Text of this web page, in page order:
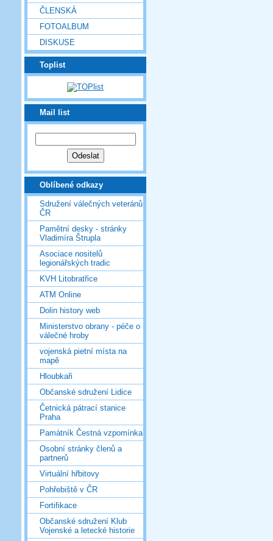
ČLENSKÁ
FOTOALBUM
DISKUSE
Toplist
Mail list
Oblíbené odkazy
Sdružení válečných veteránů
ČR
Pamětní desky - stránky
Vladimíra Štrupla
Asociace nositelů
legionářských tradic
KVH Litobratřice
ATM Online
Dolin history web
Ministerstvo obrany - péče o
válečné hroby
vojenská pietní místa na
mapě
Hloubkaři
Občanské sdružení Lidice
Četnická pátrací stanice
Praha
Památník Čestná vzpomínka
Osobní stránky členů a
partnerů
Virtuální hřbitovy
Pohřebiště v ČR
Fortifikace
Občanské sdružení Klub
Vojenské a letecké historie